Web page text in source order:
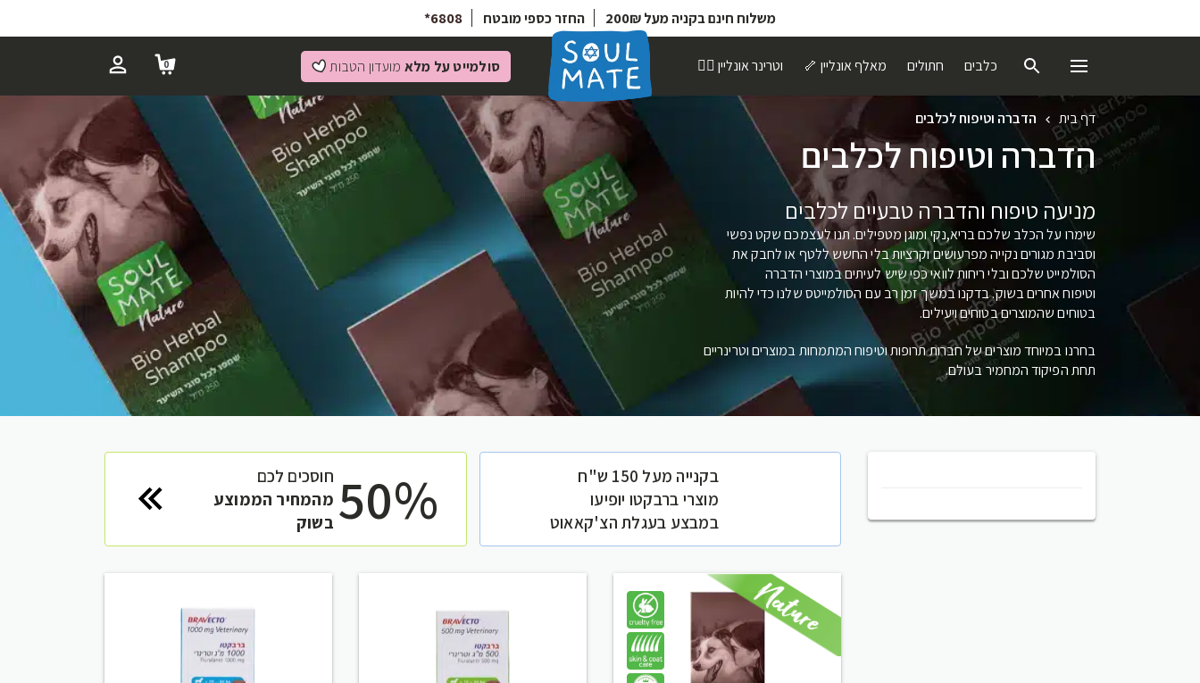
משלוח חינם בקניה מעל 200₪ החזר כספי מובטח 6808*
כלבים חתולים מאלף אונליין 🦴 וטרינר אונליין 👩‍⚕️ סולמייט על מלא מועדון הטבות 0
דף בית הדברה וטיפוח לכלבים
הדברה וטיפוח לכלבים
מניעה טיפוח והדברה טבעיים לכלבים
שימרו על הכלב שלכם בריא,נקי ומוגן מטפילים. תנו לעצמכם שקט נפשי
וסביבת מגורים נקייה מפרעושים וקרציות בלי החשש ללטף או לחבק את
הסולמייט שלכם ובלי ריחות לוואי כפי שיש לעיתים במוצרי הדברה
וטיפוח אחרים בשוק. בדקנו במשך זמן רב עם הסולמייטס שלנו כדי להיות
בטוחים שהמוצרים בטוחים ויעילים.
בחרנו במיוחד מוצרים של חברות תרופות וטיפוח המתמחות במוצרים וטרינריים
תחת הפיקוד המחמיר בעולם.
בקנייה מעל 150 ש"ח
מוצרי ברבקטו יופיעו
במבצע בעגלת הצ'קאאוט
50% חוסכים לכם
מהמחיר הממוצע
בשוק